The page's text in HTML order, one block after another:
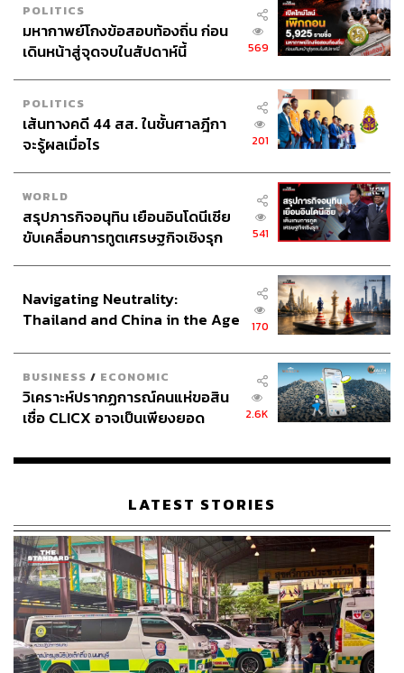
POLITICS
มหากาพย์โกงข้อสอบท้องถิ่น ก่อน
เดินหน้าสู่จุดจบในสัปดาห์นี้
569
POLITICS
เส้นทางคดี 44 สส. ในชั้นศาลฎีกา
จะรู้ผลเมื่อไร
201
WORLD
สรุปภารกิจอนุทิน เยือนอินโดนีเซีย
ขับเคลื่อนการทูตเศรษฐกิจเชิงรุก
541
Navigating Neutrality:
Thailand and China in the Age
170
BUSINESS / ECONOMIC
วิเคราะห์ปรากฏการณ์คนแห่ขอสิน
เชื่อ CLICX อาจเป็นเพียงยอด
เรือนไทยที่ถูกซุกไว้
2.6K
LATEST STORIES